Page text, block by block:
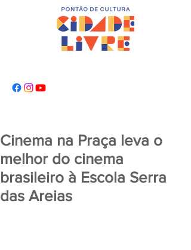
Cinema na Praça leva o
melhor do cinema
brasileiro à Escola Serra
das Areias